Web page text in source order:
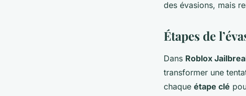
des évasions, mais
Étapes de
Dans Roblox
transformer une
chaque étape clé